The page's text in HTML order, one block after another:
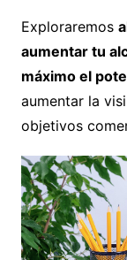
Exploraremos
aumentar tu
máximo el
aumentar la
objetivos